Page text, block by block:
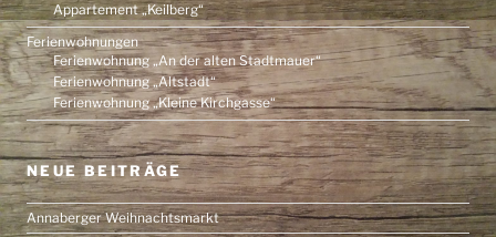
Appartement „Keilberg“
Ferienwohnungen
Ferienwohnung „An der alten Stadtmauer“
Ferienwohnung „Altstadt“
Ferienwohnung „Kleine Kirchgasse“
NEUE BEITRÄGE
Annaberger Weihnachtsmarkt